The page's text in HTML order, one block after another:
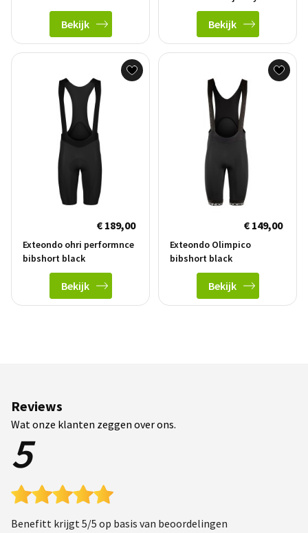
Bekijk Bekijk
€ 189,00
Exteondo ohri performnce
bibshort black
Bekijk
€ 149,00
Exteondo Olimpico
bibshort black
Bekijk
Reviews
Wat onze klanten zeggen over ons.
5
Benefitt krijgt 5/5 op basis van beoordelingen